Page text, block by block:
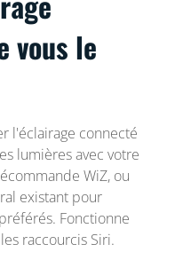
vous le
l'éclairage connecté
lumières avec votre
WiZ, ou
existant pour
Fonctionne
raccourcis Siri.